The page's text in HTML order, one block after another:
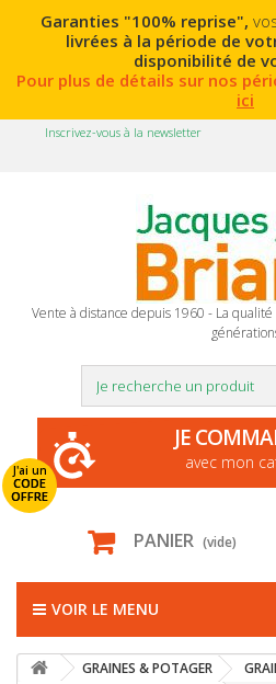
Garanties "100% reprise",
livrées à la période de
disponibilité de
Pour plus de détails sur nos
ici
Inscrivez-vous à la newsletter
Vente à distance depuis 1960 - La
J'ai un
CODE
OFFRE
JE
avec mon
PANIER (vide)
VOIR LE MENU
GRAINES & POTAGER